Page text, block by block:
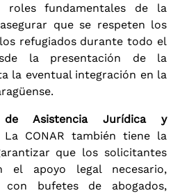
fundamentales de la
que se respeten los
refugiados durante todo el
la presentación de la
la eventual integración en la
de Asistencia Jurídica y
La CONAR también tiene la
que los solicitantes
el apoyo legal necesario,
con bufetes de abogados,